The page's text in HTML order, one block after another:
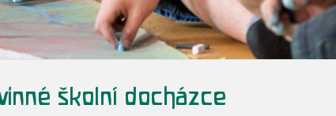
školní docházce